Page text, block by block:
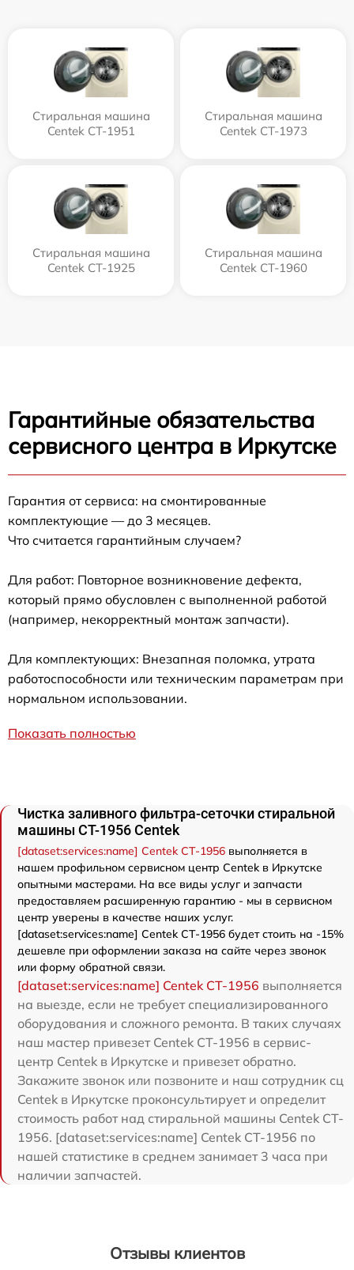
Стиральная машина
Centek CT-1951
Стиральная машина
Centek CT-1973
Стиральная машина
Centek CT-1925
Стиральная машина
Centek CT-1960
Гарантийные обязательства
сервисного центра в Иркутске
Гарантия от сервиса: на смонтированные
комплектующие — до 3 месяцев.
Что считается гарантийным случаем?
Для работ: Повторное возникновение дефекта,
который прямо обусловлен с выполненной работой
(например, некорректный монтаж запчасти).
Для комплектующих: Внезапная поломка, утрата
работоспособности или техническим параметрам при
нормальном использовании.
Показать полностью
Чистка заливного фильтра-сеточки стиральной
машины CT-1956 Centek
[dataset:services:name] Centek CT-1956 выполняется в
нашем профильном сервисном центр Centek в Иркутске
опытными мастерами. На все виды услуг и запчасти
предоставляем расширенную гарантию - мы в сервисном
центр уверены в качестве наших услуг.
[dataset:services:name] Centek CT-1956 будет стоить на -15%
дешевле при оформлении заказа на сайте через звонок
или форму обратной связи.
[dataset:services:name] Centek CT-1956 выполняется
на выезде, если не требует специализированного
оборудования и сложного ремонта. В таких случаях
наш мастер привезет Centek CT-1956 в сервис-
центр Centek в Иркутске и привезет обратно.
Закажите звонок или позвоните и наш сотрудник сц
Centek в Иркутске проконсультирует и определит
стоимость работ над стиральной машины Centek CT-
1956. [dataset:services:name] Centek CT-1956 по
нашей статистике в среднем занимает 3 часа при
наличии запчастей.
Отзывы клиентов